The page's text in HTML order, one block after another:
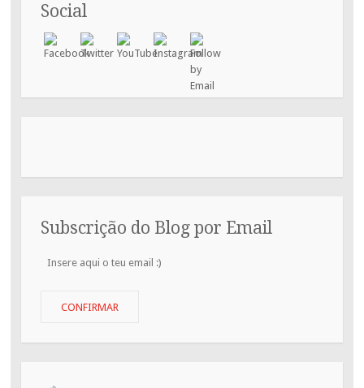
Social
Subscrição do Blog por Email
Insere
CONFIRMAR